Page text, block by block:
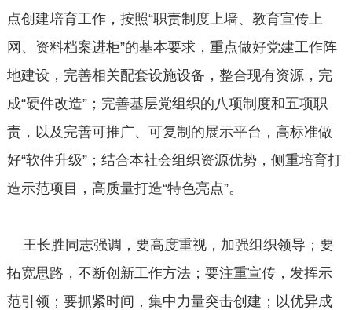
点创建培育工作，按照“职责制度上墙、教育宣传上
网、资料档案进柜”的基本要求，重点做好党建工作阵
地建设，完善相关配套设施设备，整合现有资源，完
成“硬件改造”；完善基层党组织的八项制度和五项职
责，以及完善可推广、可复制的展示平台，高标准做
好“软件升级”；结合本社会组织资源优势，侧重培育打
造示范项目，高质量打造“特色亮点”。
王长胜同志强调，要高度重视，加强组织领导；要
拓宽思路，不断创新工作方法；要注重宣传，发挥示
范引领；要抓紧时间，集中力量突击创建；以优异成